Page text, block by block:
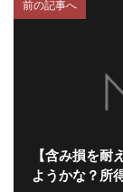
前の記事へ
【含み損を耐
ようかな？所